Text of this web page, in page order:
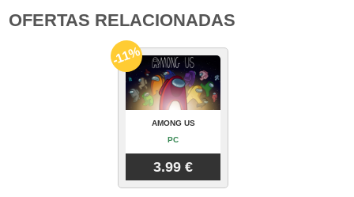
OFERTAS RELACIONADAS
AMONG US
PC
3.99 €
-11%